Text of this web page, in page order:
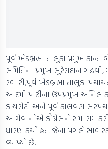
પૂર્વ ખેડબ્રહ્મા તાલુકા પ્રમુખ
સમિતિના પ્રમુખ સુરેશદાન
રબારી,પૂર્વ ખેડબ્રહ્મા તાલુકા
આદમી પાર્ટીના ઉપપ્રમુખ અનિલ
કાથરોટી અને પૂર્વ કાલવણ
આગેવાનોએ કોંગ્રેસને રામ-રામ
ધારણ કર્યો હત. જેના પગલે
વ્યાપ્યો છે.